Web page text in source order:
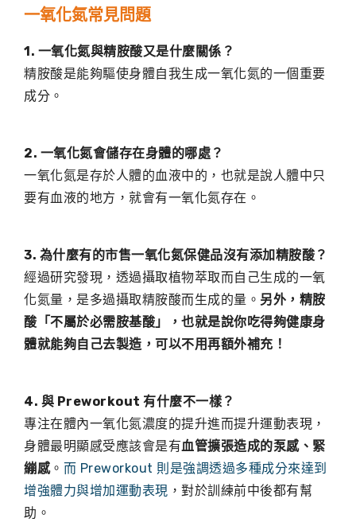
一氧化氮常見問題
1. 一氧化氮與精胺酸又是什麼關係？
精胺酸是能夠驅使身體自我生成一氧化氮的一個重要
成分。
2. 一氧化氮會儲存在身體的哪處？
一氧化氮是存於人體的血液中的，也就是說人體中只
要有血液的地方，就會有一氧化氮存在。
3. 為什麼有的市售一氧化氮保健品沒有添加精胺酸？
經過研究發現，透過攝取植物萃取而自己生成的一氧
化氮量，是多過攝取精胺酸而生成的量。 另外，精胺
酸「不屬於必需胺基酸」，也就是說你吃得夠健康身
體就能夠自己去製造，可以不用再額外補充！
4. 與 Preworkout 有什麼不一樣？
專注在體內一氧化氮濃度的提升進而提升運動表現，
身體最明顯感受應該會是有血管擴張造成的泵感、緊
繃感。 而 Preworkout 則是強調透過多種成分來達到
增強體力與增加運動表現 ，對於訓練前中後都有幫
助。